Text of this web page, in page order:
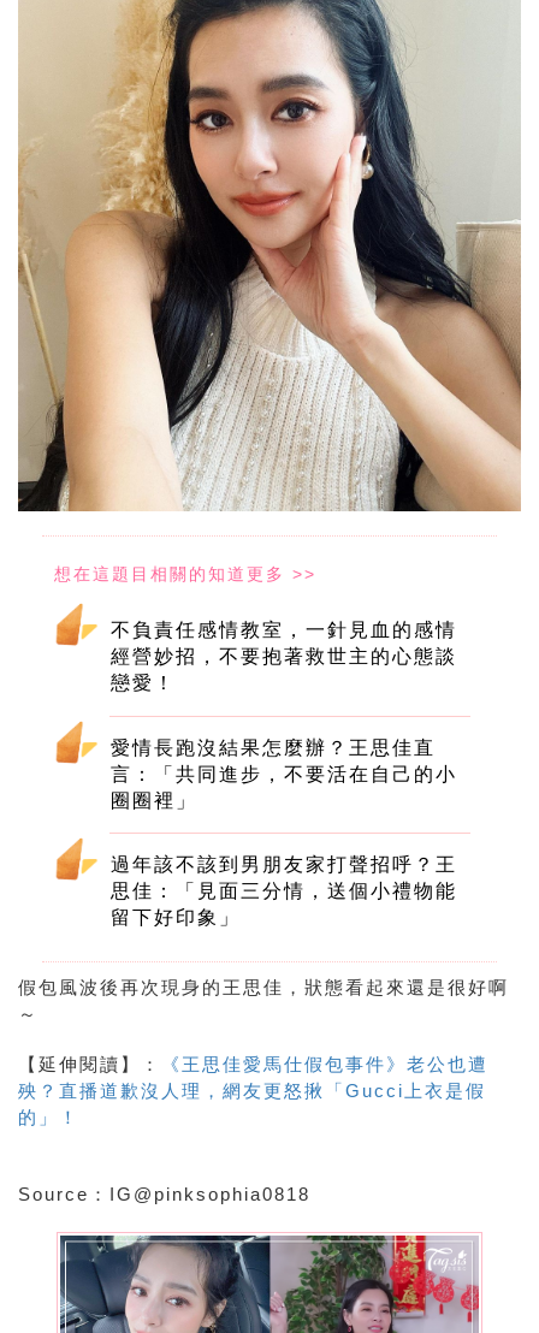
不負責任感情教室，一針見血的感情
經營妙招，不要抱著救世主的心態談
戀愛！
愛情長跑沒結果怎麼辦？王思佳直
言：「共同進步，不要活在自己的小
圈圈裡」
過年該不該到男朋友家打聲招呼？王
思佳：「見面三分情，送個小禮物能
留下好印象」
假包風波後再次現身的王思佳，狀態看起來還是很好啊
～
【延伸閱讀】：
《王思佳愛馬仕假包事件》老公也遭
殃？直播道歉沒人理，網友更怒揪「Gucci上衣是假
的」！
Source：IG@ pinksophia0818